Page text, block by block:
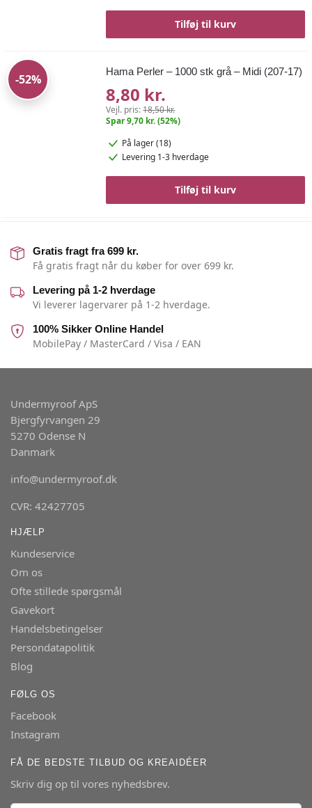
Tilføj til kurv
-52%
Hama Perler – 1000 stk grå – Midi (207-17)
8,80 kr.
Vejl. pris:18,50 kr.
Spar 9,70 kr. (52%)
På lager (18)
Levering 1-3 hverdage
Tilføj til kurv
Gratis fragt fra 699 kr.
Få gratis fragt når du køber for over 699 kr.
Levering på 1-2 hverdage
Vi leverer lagervarer på 1-2 hverdage.
100% Sikker Online Handel
MobilePay / MasterCard / Visa / EAN
Undermyroof ApS
Bjergfyrvangen 29
5270 Odense N
Danmark
info@undermyroof.dk
CVR: 42427705
HJÆLP
Kundeservice
Om os
Ofte stillede spørgsmål
Gavekort
Handelsbetingelser
Persondatapolitik
Blog
FØLG OS
Facebook
Instagram
FÅ DE BEDSTE TILBUD OG KREAIDÉER
Skriv dig op til vores nyhedsbrev.